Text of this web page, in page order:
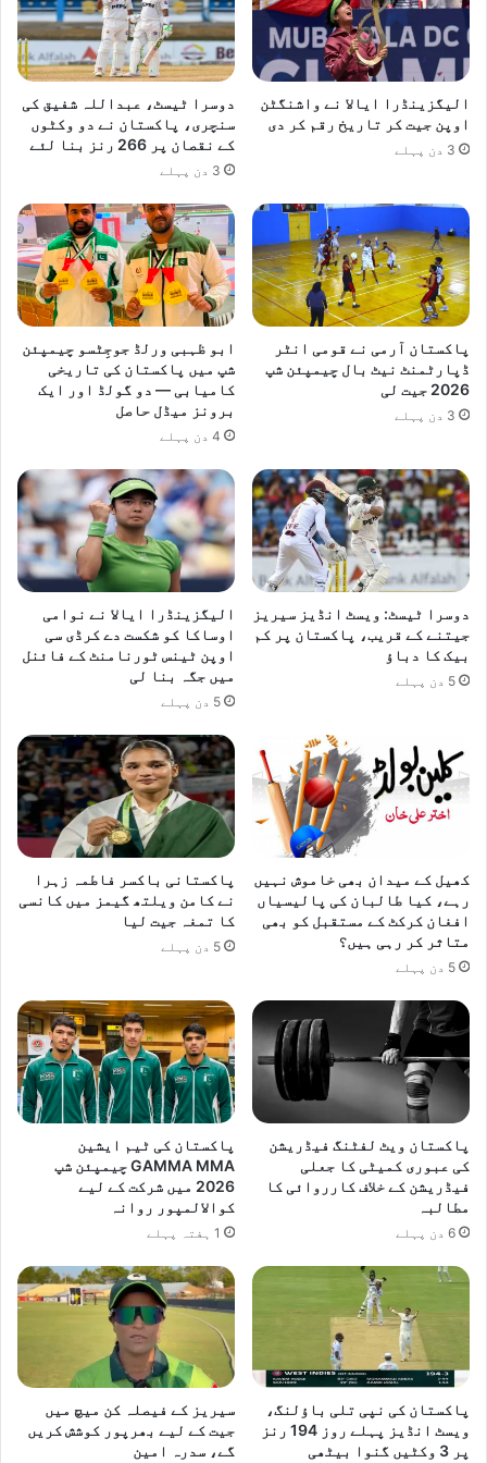
3
6
ا
ک
ھ
ر
ے
ا
ن
ع
ا
م
م
الیگزینڈرا ایالا نے واشنگٹن
اوپن جیت کر تاریخ رقم کر دی
3 دن پہلے
دوسرا ٹیسٹ، عبداللہ شفیق کی
سنچری، پاکستان نے دو وکٹوں
کے نقصان پر 266 رنز بنا لئے
3 دن پہلے
پاکستان آرمی نے قومی انٹر
ڈپارٹمنٹ نیٹ بال چیمپئن شپ
2026 جیت لی
3 دن پہلے
ابو ظہبی ورلڈ جوجِٹسو چیمپئن
شپ میں پاکستان کی تاریخی
کامیابی — دو گولڈ اور ایک
برونز میڈل حاصل
4 دن پہلے
دوسرا ٹیسٹ: ویسٹ انڈیز سیریز
جیتنے کے قریب، پاکستان پر کم
بیک کا دباؤ
5 دن پہلے
الیگزینڈرا ایالا نے نوامی
اوساکا کو شکست دے کرڈی سی
اوپن ٹینس ٹورنامنٹ کے فائنل
میں جگہ بنا لی
5 دن پہلے
کھیل کے میدان بھی خاموش نہیں
رہے، کیا طالبان کی پالیسیاں
افغان کرکٹ کے مستقبل کو بھی
متاثر کر رہی ہیں؟
5 دن پہلے
پاکستانی باکسر فاطمہ زہرا
نے کامن ویلتھ گیمز میں کانسی
کا تمغہ جیت لیا
5 دن پہلے
پاکستان ویٹ لفٹنگ فیڈریشن
کی عبوری کمیٹی کا جعلی
فیڈریشن کے خلاف کارروائی کا
مطالبہ
6 دن پہلے
پاکستان کی ٹیم ایشین
GAMMA MMA چیمپئن شپ
2026 میں شرکت کے لیے
کوالالمپور روانہ
1 ہفتہ پہلے
پاکستان کی نپی تلی باؤلنگ،
ویسٹ انڈیز پہلے روز 194 رنز
پر 3 وکٹیں گنوا بیٹھی
سیریز کے فیصلہ کن میچ میں
جیت کے لیے بھرپور کوشش کریں
گے، سدرہ امین